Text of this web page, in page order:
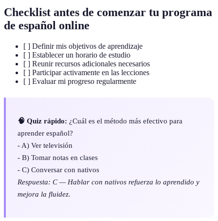
Checklist antes de comenzar tu programa
de español online
[ ] Definir mis objetivos de aprendizaje
[ ] Establecer un horario de estudio
[ ] Reunir recursos adicionales necesarios
[ ] Participar activamente en las lecciones
[ ] Evaluar mi progreso regularmente
🧠 Quiz rápido: ¿Cuál es el método más efectivo para
aprender español?
- A) Ver televisión
- B) Tomar notas en clases
- C) Conversar con nativos
Respuesta: C — Hablar con nativos refuerza lo aprendido y
mejora la fluidez.